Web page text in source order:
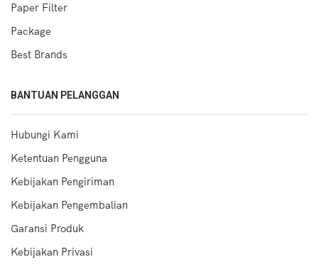
Paper Filter
Package
Best Brands
BANTUAN PELANGGAN
Hubungi Kami
Ketentuan Pengguna
Kebijakan Pengiriman
Kebijakan Pengembalian
Garansi Produk
Kebijakan Privasi